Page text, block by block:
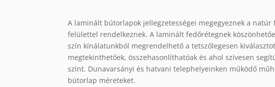
A laminált bútorlapok jellegzetességei megegyeznek a
felülettel rendelkeznek. A laminált fedőrétegnek
szín kínálatunkból megrendelhető a tetszőlegesen
megtekinthetőek, összehasonlíthatóak és ahol szívesen
színt. Dunavarsányi és hatvani telephelyeinken működő
bútorlap méreteket.